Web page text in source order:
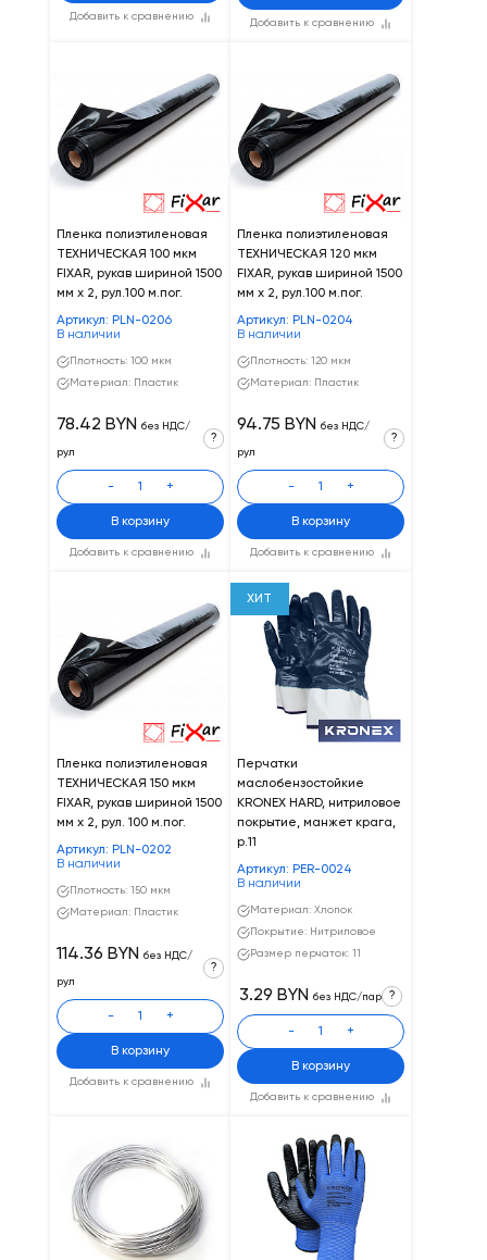
Добавить к сравнению
Добавить к сравнению
Пленка полиэтиленовая
ТЕХНИЧЕСКАЯ 100 мкм
FIXAR, рукав шириной 1500
мм х 2, рул.100 м.пог.
Артикул: PLN-0206
В наличии
Плотность: 100 мкм
Материал: Пластик
Добавить к сравнению
78.42 BYN без НДС/
рул
?
- +
В корзину
Пленка полиэтиленовая
ТЕХНИЧЕСКАЯ 120 мкм
FIXAR, рукав шириной 1500
мм х 2, рул.100 м.пог.
Артикул: PLN-0204
В наличии
Плотность: 120 мкм
Материал: Пластик
Добавить к сравнению
94.75 BYN без НДС/
рул
?
- +
В корзину
Пленка полиэтиленовая
ТЕХНИЧЕСКАЯ 150 мкм
FIXAR, рукав шириной 1500
мм х 2, рул. 100 м.пог.
Артикул: PLN-0202
В наличии
Плотность: 150 мкм
Материал: Пластик
Добавить к сравнению
114.36 BYN без НДС/
рул
?
- +
В корзину
ХИТ
Перчатки
маслобензостойкие
KRONEX HARD, нитриловое
покрытие, манжет крага,
р.11
Артикул: PER-0024
В наличии
Материал: Хлопок
Покрытие: Нитриловое
Размер перчаток: 11
Добавить к сравнению
3.29 BYN без НДС/пар ?
- +
В корзину